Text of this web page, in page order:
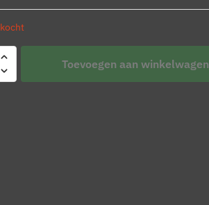
Toevoegen aan winkelwagen